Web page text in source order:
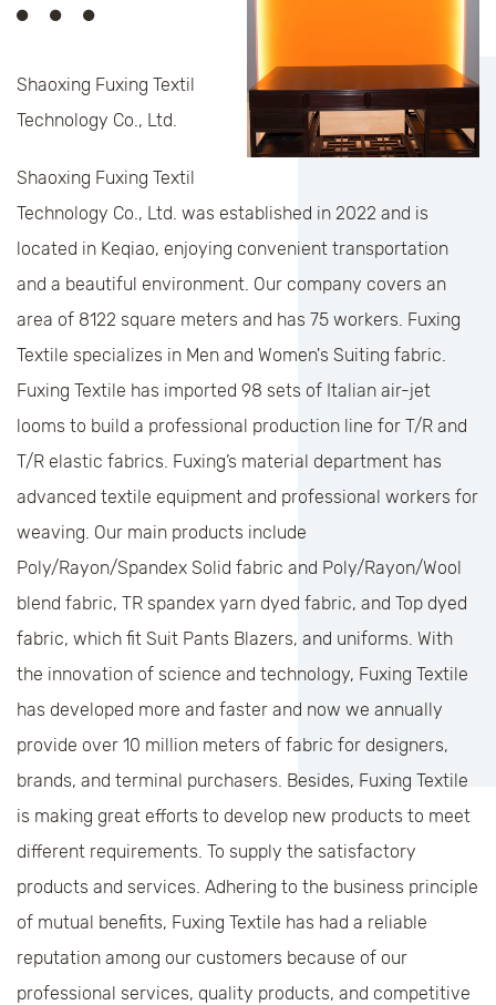
Shaoxing Fuxing Textil
Technology Co., Ltd.
Shaoxing Fuxing Textil
Technology Co., Ltd. was established in 2022 and is
located in Keqiao, enjoying convenient transportation
and a beautiful environment. Our company covers an
area of 8122 square meters and has 75 workers. Fuxing
Textile specializes in Men and Women's Suiting fabric.
Fuxing Textile has imported 98 sets of Italian air-jet
looms to build a professional production line for T/R and
T/R elastic fabrics. Fuxing’s material department has
advanced textile equipment and professional workers for
weaving. Our main products include
Poly/Rayon/Spandex Solid fabric and Poly/Rayon/Wool
blend fabric, TR spandex yarn dyed fabric, and Top dyed
fabric, which fit Suit Pants Blazers, and uniforms. With
the innovation of science and technology, Fuxing Textile
has developed more and faster and now we annually
provide over 10 million meters of fabric for designers,
brands, and terminal purchasers. Besides, Fuxing Textile
is making great efforts to develop new products to meet
different requirements. To supply the satisfactory
products and services. Adhering to the business principle
of mutual benefits, Fuxing Textile has had a reliable
reputation among our customers because of our
professional services, quality products, and competitive